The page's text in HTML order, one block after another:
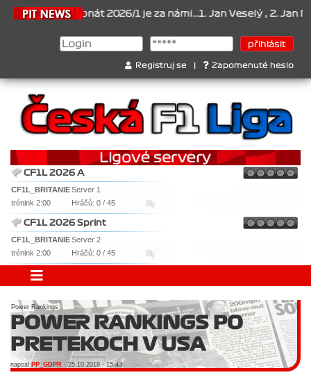
2026/1 je za námi...1. Jan Veselý , 2. Jan Nováček , 3.
Registruj se Zapomenuté heslo
CF1L 2026 A
CF1L_BRITANIEServer 1
trénink 2:00
Hráčů: 0 / 45
CF1L 2026 Sprint
CF1L_BRITANIEServer 2
trénink 2:00
Hráčů: 0 / 45
Power Rankings
POWER RANKINGS PO
PRETEKOCH V USA
napsal PP_GDPR - 25.10.2018 - 15:43